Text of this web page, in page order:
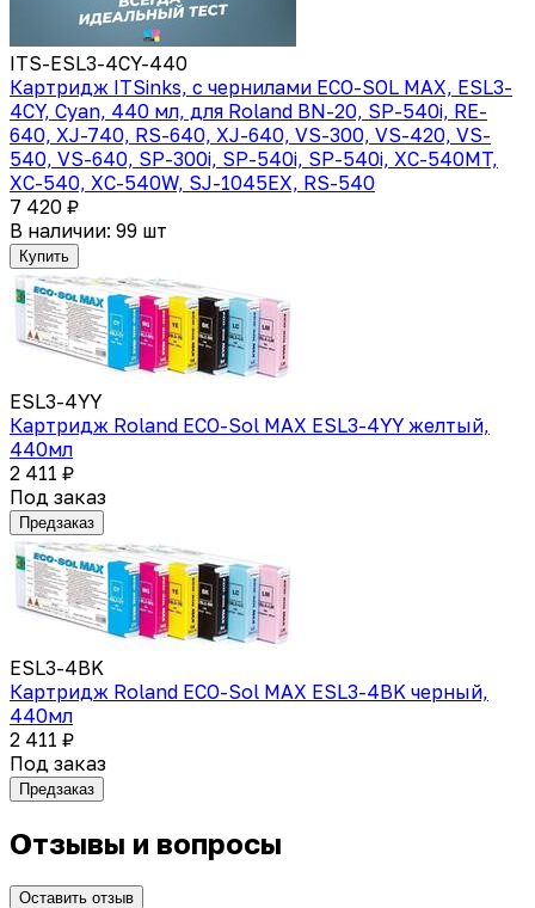
ITS-ESL3-4CY-440
Картридж ITSinks, с чернилами ECO-SOL MAX, ESL3-
4CY, Cyan, 440 мл, для Roland BN-20, SP-540i, RE-
640, XJ-740, RS-640, XJ-640, VS-300, VS-420, VS-
540, VS-640, SP-300i, SP-540i, SP-540i, XC-540MT,
XC-540, XC-540W, SJ-1045EX, RS-540
7 420 ₽
В наличии: 99 шт
Купить
ESL3-4YY
Картридж Roland ECO-Sol MAX ESL3-4YY желтый,
440мл
2 411 ₽
Под заказ
Предзаказ
ESL3-4BK
Картридж Roland ECO-Sol MAX ESL3-4BK черный,
440мл
2 411 ₽
Под заказ
Предзаказ
Отзывы и вопросы
Оставить отзыв